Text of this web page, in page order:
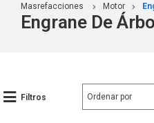
Masrefacciones Motor
Engrane De
Filtros